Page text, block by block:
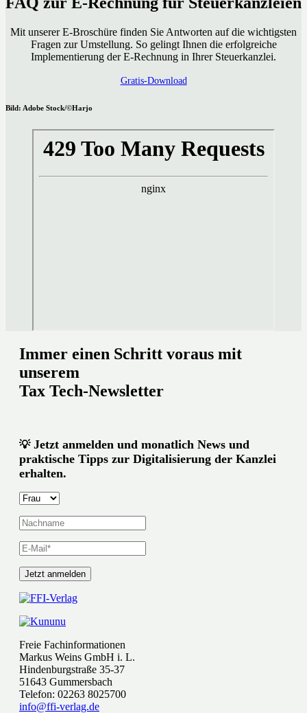
Mit unserer E-Broschüre finden Sie Antworten auf die wichtigsten
Fragen zur Umstellung. So gelingt Ihnen die erfolgreiche
Implementierung der E-Rechnung in Ihrer Steuerkanzlei.
Gratis-Download
Bild: Adobe Stock/©Harjo
Immer einen Schritt voraus mit
unserem
Tax Tech-Newsletter
💡Jetzt anmelden und monatlich News und
praktische Tipps zur Digitalisierung der Kanzlei
erhalten.
Freie Fachinformationen
Markus Weins GmbH i. L.
Hindenburgstraße 35-37
51643 Gummersbach
Telefon: 02263 8025700
info@ffi-verlag.de